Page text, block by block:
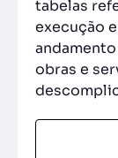
tabelas
execução
obras e